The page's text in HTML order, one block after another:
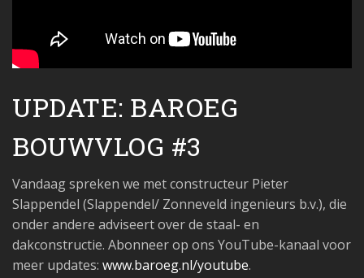
UPDATE: BAROEG
BOUWVLOG #3
Vandaag spreken we met constructeur Pieter
Slappendel (Slappendel/ Zonneveld ingenieurs b.v.), die
onder andere adviseert over de staal- en
dakconstructie. Abonneer op ons YouTube-kanaal voor
meer updates: www.baroeg.nl/youtube.